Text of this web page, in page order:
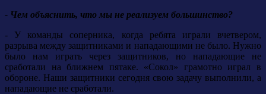
- Чем объяснить, что мы не реализуем большинство?
- У команды соперника, когда ребята играли вчетвером,
разрыва между защитниками и нападающими не было. Нужно
было нам играть через защитников, но нападающие не
сработали на ближнем пятаке. «Сокол» грамотно играл в
обороне. Наши защитники сегодня свою задачу выполнили, а
нападающие не сработали.